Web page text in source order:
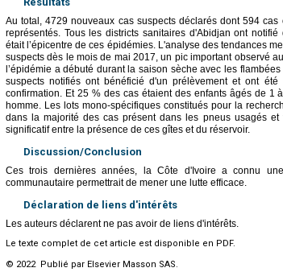
Au total, 4729 nouveaux cas suspects déclarés dont 594
représentés. Tous les districts sanitaires d'Abidjan ont
était l’épicentre de ces épidémies. L'analyse des tendances
suspects dès le mois de mai 2017, un pic important observé
l’épidémie a débuté durant la saison sèche avec les
suspects notifiés ont bénéficié d'un prélèvement et ont
confirmation. Et 25 % des cas étaient des enfants âgés de 1
homme. Les lots mono-spécifiques constitués pour la
dans la majorité des cas présent dans les pneus usagés
significatif entre la présence de ces gîtes et du réservoir.
Discussion/Conclusion
Ces trois dernières années, la Côte d'Ivoire a connu
communautaire permettrait de mener une lutte efficace.
Déclaration de liens d'intérêts
Les auteurs déclarent ne pas avoir de liens d'intérêts.
Le texte complet de cet article est disponible en PDF.
© 2022 Publié par Elsevier Masson SAS.